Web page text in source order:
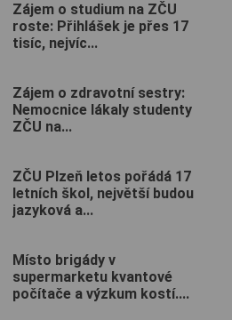
Zájem o studium na ZČU
roste: Přihlášek je přes 17
tisíc, nejvíc...
Zájem o zdravotní sestry:
Nemocnice lákaly studenty
ZČU na...
ZČU Plzeň letos pořádá 17
letních škol, největší budou
jazyková a...
Místo brigády v
supermarketu kvantové
počítače a výzkum kostí....